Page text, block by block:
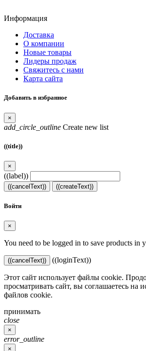
Информация
Доставка
О компании
Новые товары
Лидеры продаж
Свяжитесь с нами
Карта сайта
Добавить в избранное
×
add_circle_outline Create new list
((title))
×
((label))
((cancelText)) ((createText))
Войти
×
You need to be logged in to save products in
((cancelText)) ((loginText))
Этот сайт использует файлы cookie.
просматривать сайт, вы соглашаетесь на
файлов cookie.
принимать
close
×
error_outline
×